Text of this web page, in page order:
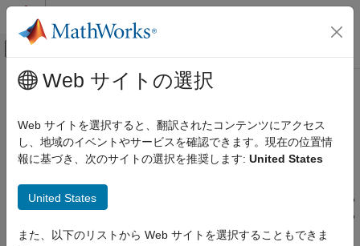
コンテンツへスキップ
オフキャンバス ナビゲーション メ
ドキュメンテーションのホーム
ソフトウェア開発
テスト フレームワーク
基本的なカスタム フィクスチャの作成
メインコンテンツ
基本的なカスタム フィクスチャの
作成
この例では、表示形式を 16 進数表現に変更する基本的なカスタ
は、フィクスチャを使用して数値の列をテキストとして表示する
関数をテストする方法についても説明します。テストが完了する
と、フレームワークは表示形式をテスト前の状態に戻します。
Web サイトの選択
Web サイトを選択すると、翻訳されたコンテンツにアクセス
し、地域のイベントやサービスを確認できます。現在の位置情
報に基づき、次のサイトの選択を推奨します: United States
United States
また、以下のリストから Web サイトを選択することもできま